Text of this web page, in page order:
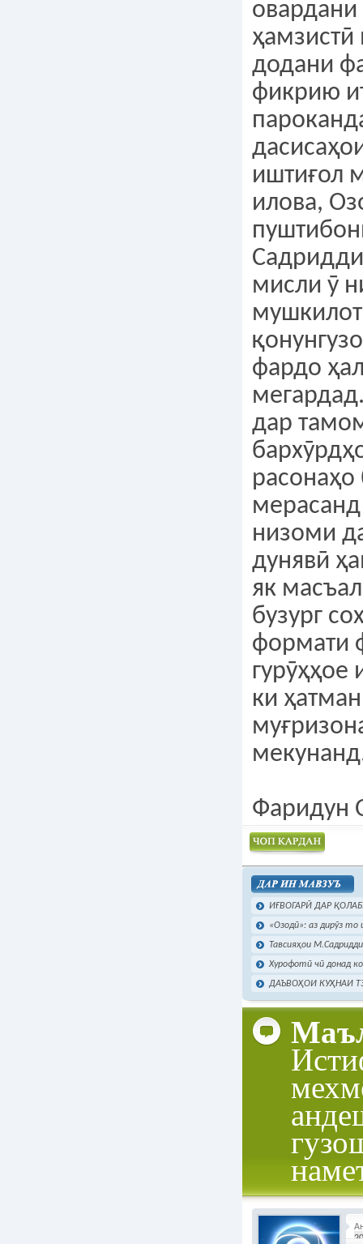
ҳамзистӣ
додани
фикрию
иштиғол
илова,
мисли ӯ
фардо
дар
расонаҳо
мерасанд
низоми
дунявӣ
як
бузург
формати
гурӯҳҳое
ки
Фаридун
Чоп намудан
ИҒВОГАРӢ ДАР
«Озодӣ»: аз дирӯз то
Тавсияҳои
Хурофотӣ чӣ донад
ДАЪВОҲОИ КУҲНАИ